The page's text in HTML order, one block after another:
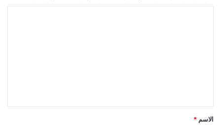
*
الاسم *